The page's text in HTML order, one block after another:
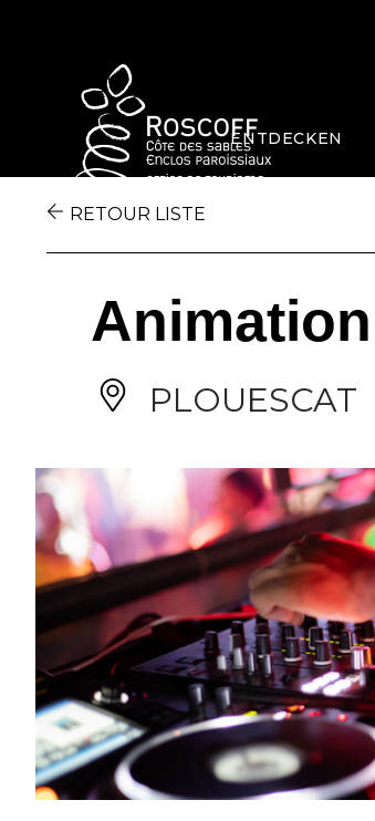
ENTDECKEN
RETOUR LISTE
PLOUESCAT